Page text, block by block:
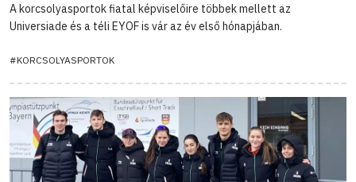
A korcsolyasportok fiatal képviselőire többek mellett az
Universiade és a téli EYOF is vár az év első hónapjában.
#KORCSOLYASPORTOK